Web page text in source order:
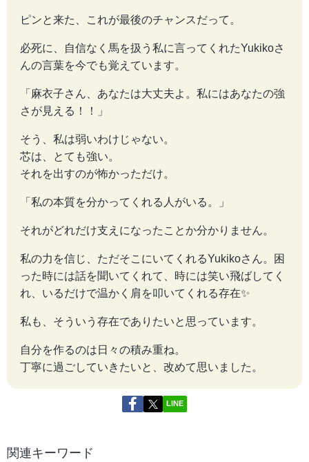
ピンと来た、これが最後のチャンスだって。
必死に、自信なく馬を扱う私に言ってくれたYukikoさ
んの言葉を今でも覚えています。
「麻衣子さん、あなたは大丈夫よ。私にはあなたの強
さが見える！！」
そう、私は弱いわけじゃない。
芯は、とても強い。
それを出すのが怖かっただけ。
「私の本質を分かってくれる人がいる。」
それがどれだけ支えになったことか分かりません。
私の力を信じ、ただそこにいてくれるYukikoさん。困
った時には話を聞いてくれて、時には笑い飛ばしてく
れ、いるだけで温かく肩を叩いてくれる存在✨
私も、そういう存在でありたいと思っています。
自分を作るのは日々の積み重ね。
丁寧に過ごしていきたいと、改めて思いました。
LINE
関連キーワード